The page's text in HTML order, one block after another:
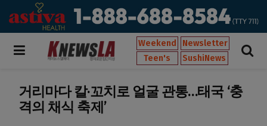
Weekend
Newsletter
Teen's
SushiNews
거리마다 칼·꼬치로 얼굴 관통…태국 ‘충
격의 채식 축제’